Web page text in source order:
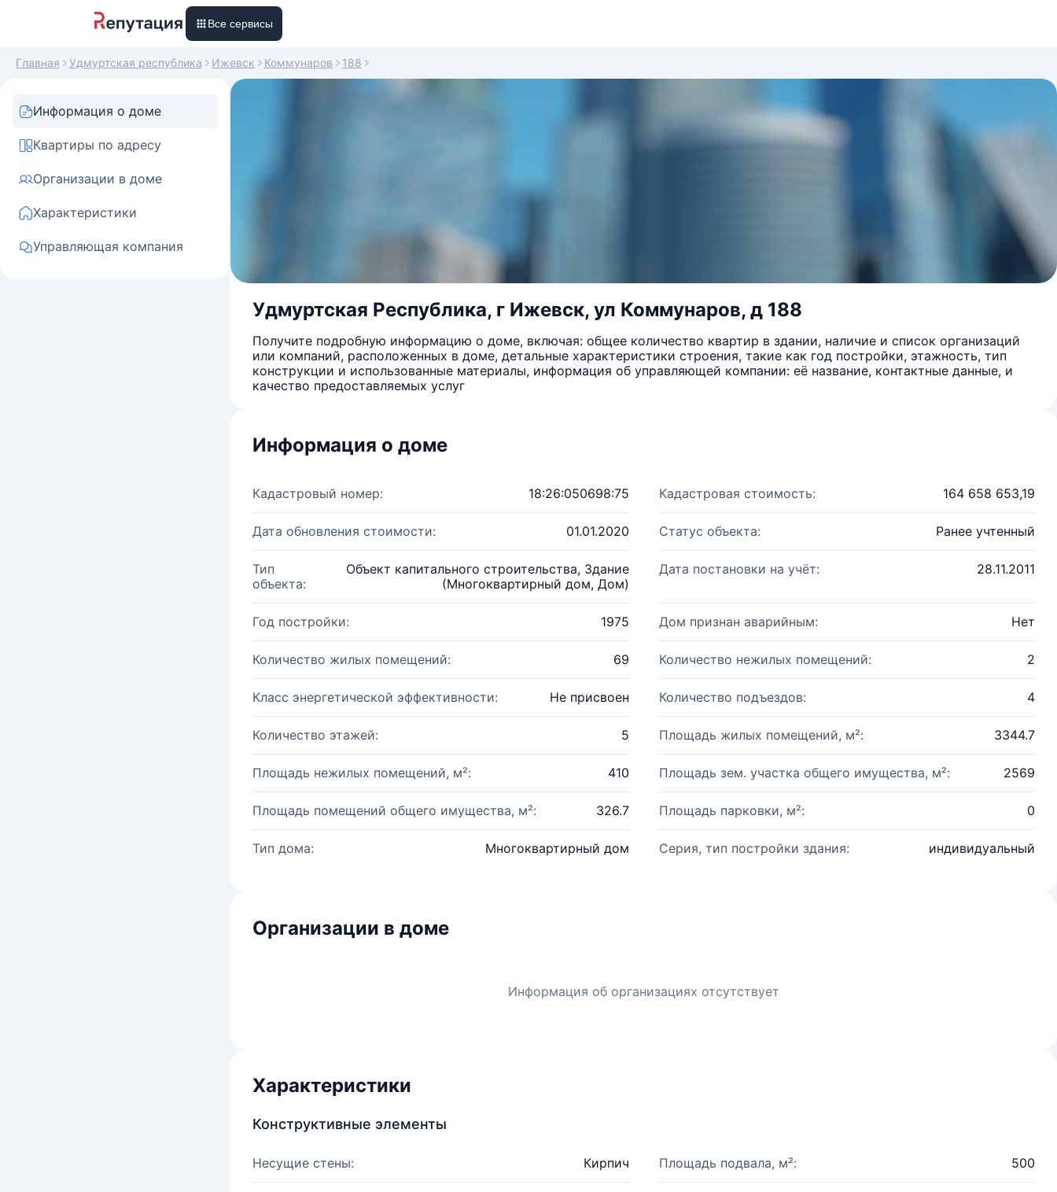
Все сервисы
Главная Удмуртская республика Ижевск Коммунаров 188
Информация о доме
Квартиры по адресу
Организации в доме
Характеристики
Управляющая компания
Удмуртская Республика, г Ижевск, ул Коммунаров, д 188
Получите подробную информацию о доме, включая: общее количество квартир в здании, наличие и список организаций
или компаний, расположенных в доме, детальные характеристики строения, такие как год постройки, этажность, тип
конструкции и использованные материалы, информация об управляющей компании: её название, контактные данные, и
качество предоставляемых услуг
Информация о доме
Кадастровый номер: 18:26:050698:75 Кадастровая стоимость: 164 658 653,19
Дата обновления стоимости: 01.01.2020 Статус объекта: Ранее учтенный
Тип
объекта:
Объект капитального строительства, Здание
(Многоквартирный дом, Дом)
Дата постановки на учёт: 28.11.2011
Год постройки: 1975 Дом признан аварийным: Нет
Количество жилых помещений: 69 Количество нежилых помещений: 2
Класс энергетической эффективности: Не присвоен Количество подъездов: 4
Количество этажей: 5 Площадь жилых помещений, м²: 3344.7
Площадь нежилых помещений, м²: 410 Площадь зем. участка общего имущества, м²: 2569
Площадь помещений общего имущества, м²: 326.7 Площадь парковки, м²: 0
Тип дома: Многоквартирный дом Серия, тип постройки здания: индивидуальный
Организации в доме
Информация об организациях отсутствует
Характеристики
Конструктивные элементы
Несущие стены: Кирпич Площадь подвала, м²: 500